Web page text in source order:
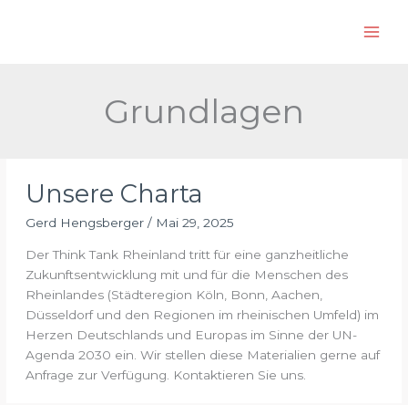
Grundlagen
Unsere Charta
Gerd Hengsberger / Mai 29, 2025
Der Think Tank Rheinland tritt für eine ganzheitliche
Zukunftsentwicklung mit und für die Menschen des
Rheinlandes (Städteregion Köln, Bonn, Aachen,
Düsseldorf und den Regionen im rheinischen Umfeld) im
Herzen Deutschlands und Europas im Sinne der UN-
Agenda 2030 ein. Wir stellen diese Materialien gerne auf
Anfrage zur Verfügung. Kontaktieren Sie uns.